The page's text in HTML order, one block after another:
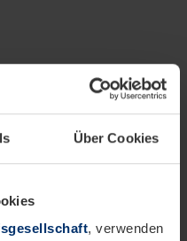
Über Cookies
, verwenden